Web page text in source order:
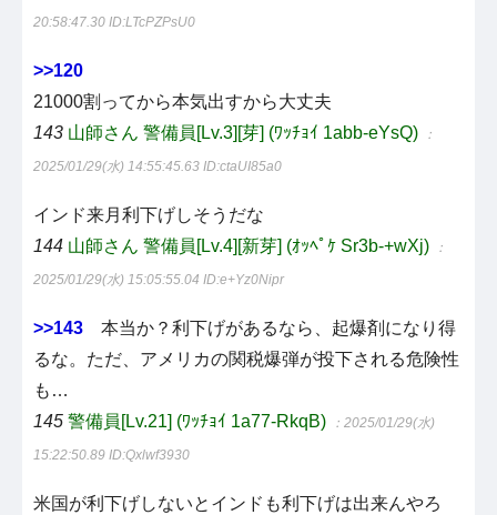
20:58:47.30 ID:LTcPZPsU0
>>120
21000割ってから本気出すから大丈夫
143 山師さん 警備員[Lv.3][芽] (ﾜｯﾁｮｲ 1abb-eYsQ) ：
2025/01/29(水) 14:55:45.63 ID:ctaUI85a0
インド来月利下げしそうだな
144 山師さん 警備員[Lv.4][新芽] (ｵｯﾍﾟｹ Sr3b-+wXj) ：
2025/01/29(水) 15:05:55.04 ID:e+Yz0Nipr
>>143 本当か？利下げがあるなら、起爆剤になり得
るな。ただ、アメリカの関税爆弾が投下される危険性
も…
145 警備員[Lv.21] (ﾜｯﾁｮｲ 1a77-RkqB) ：2025/01/29(水)
15:22:50.89 ID:Qxlwf3930
米国が利下げしないとインドも利下げは出来んやろ